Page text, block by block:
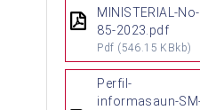
MINISTERIAL-No-
85-2023.pdf
Pdf (546.15 KBkb)
Perfil-
informasaun-